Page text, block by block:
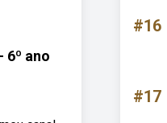
6º ano
#16
#17